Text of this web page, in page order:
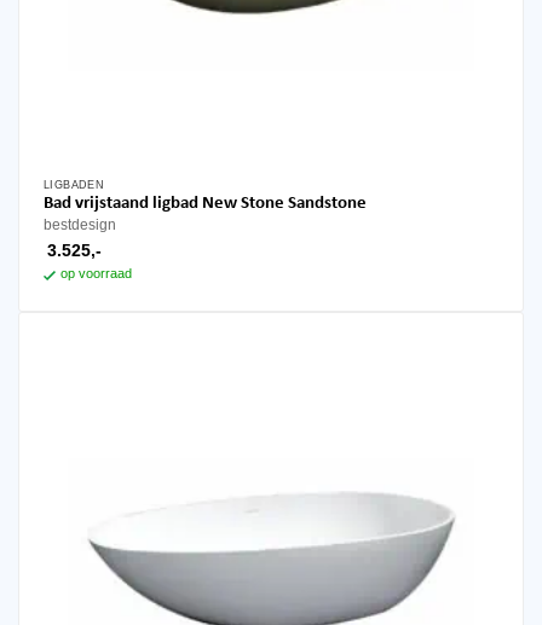
LIGBADEN
Bad vrijstaand ligbad New Stone Sandstone
bestdesign
3.525,-
op voorraad